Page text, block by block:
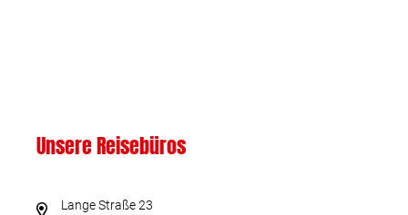
Unsere Reisebüros
Lange Straße 23